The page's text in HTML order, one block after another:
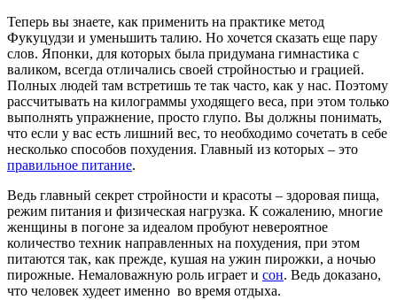
Теперь вы знаете, как применить на практике метод
Фукуцудзи и уменьшить талию. Но хочется сказать еще пару
слов. Японки, для которых была придумана гимнастика с
валиком, всегда отличались своей стройностью и грацией.
Полных людей там встретишь те так часто, как у нас. Поэтому
рассчитывать на килограммы уходящего веса, при этом только
выполнять упражнение, просто глупо. Вы должны понимать,
что если у вас есть лишний вес, то необходимо сочетать в себе
несколько способов похудения. Главный из которых – это
правильное питание.
Ведь главный секрет стройности и красоты – здоровая пища,
режим питания и физическая нагрузка. К сожалению, многие
женщины в погоне за идеалом пробуют невероятное
количество техник направленных на похудения, при этом
питаются так, как прежде, кушая на ужин пирожки, а ночью
пирожные. Немаловажную роль играет и сон. Ведь доказано,
что человек худеет именно во время отдыха.